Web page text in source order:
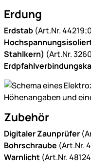
Erdung
Erdstab (Art.Nr.
Stahlkern) (Art.Nr.
Zubehör
Digitaler Zaunprüfer
Bohrschraube (Art.Nr.
Warnlicht (Art.Nr.